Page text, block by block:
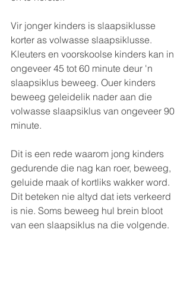
Vir jonger kinders is slaapsiklusse
korter as volwasse slaapsiklusse.
Kleuters en voorskoolse kinders kan in
ongeveer 45 tot 60 minute deur 'n
slaapsiklus beweeg. Ouer kinders
beweeg geleidelik nader aan die
volwasse slaapsiklus van ongeveer 90
minute.
Dit is een rede waarom jong kinders
gedurende die nag kan roer, beweeg,
geluide maak of kortliks wakker word.
Dit beteken nie altyd dat iets verkeerd
is nie. Soms beweeg hul brein bloot
van een slaapsiklus na die volgende.